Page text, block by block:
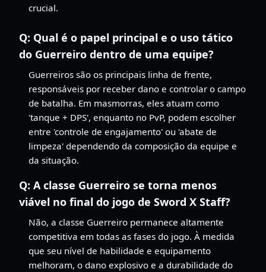
crucial.
Q: Qual é o papel principal e o uso tático
do Guerreiro dentro de uma equipe?
Guerreiros são os principais linha de frente,
responsáveis por receber dano e controlar o campo
de batalha. Em masmorras, eles atuam como
'tanque + DPS', enquanto no PvP, podem escolher
entre 'controle de engajamento' ou 'abate de
limpeza' dependendo da composição da equipe e
da situação.
Q: A classe Guerreiro se torna menos
viável no final do jogo de Sword X Staff?
Não, a classe Guerreiro permanece altamente
competitiva em todas as fases do jogo. À medida
que seu nível de habilidade e equipamento
melhoram, o dano explosivo e a durabilidade do